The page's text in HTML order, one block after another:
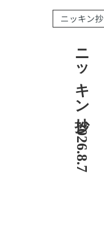
ニッキン抄
ニッキン抄 2026.8.7